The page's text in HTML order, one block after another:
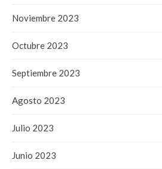
Noviembre 2023
Octubre 2023
Septiembre 2023
Agosto 2023
Julio 2023
Junio 2023